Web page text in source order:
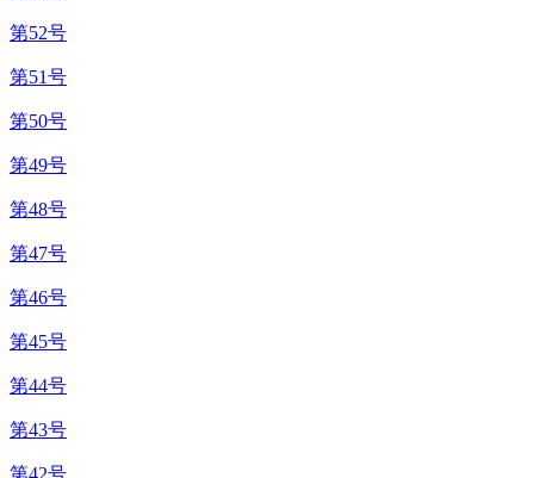
第52号
第51号
第50号
第49号
第48号
第47号
第46号
第45号
第44号
第43号
第42号